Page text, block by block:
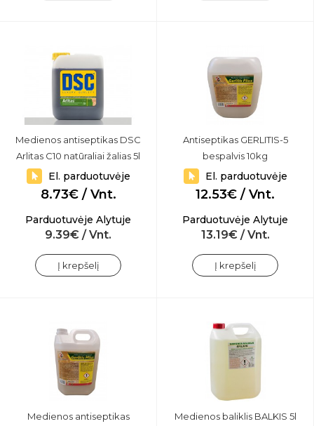
Medienos antiseptikas DSC
Arlitas C10 natūraliai žalias 5l
El. parduotuvėje
8.73€ / Vnt.
Parduotuvėje Alytuje
9.39€ / Vnt.
Į krepšelį
Antiseptikas GERLITIS-5
bespalvis 10kg
El. parduotuvėje
12.53€ / Vnt.
Parduotuvėje Alytuje
13.19€ / Vnt.
Į krepšelį
Medienos antiseptikas
Medienos baliklis BALKIS 5l